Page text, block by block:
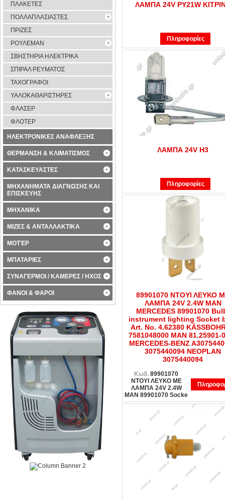
ΛΑΜΠΑ 24V PY21W
Πληροφορίες
ΛΑΜΠΑ 24V Η3
Πληροφορίες
89901070 ΝΤΟΥΙ ΛΕΥΚΟ
ΛΑΜΠΑ 24V 2.4W MAN
MERCEDES 89901070
instrument lighting Socket
Art. No. 4.62380
7581048000 MAN 81.25901-
MERCEDES-BENZ
3075440094 NEOPLAN
3075440094
Κωδ. 89901070
ΝΤΟΥΙ ΛΕΥΚΟ ΜΕ
ΛΑΜΠΑ 24V 2.4W
MAN 89901070 Socke
ΠΛΑΚΕΤΕΣ
ΠΟΛΛΑΠΛΑΣΙΑΣΤΕΣ
ΠΡΙΖΕΣ
ΡΟΥΛΕΜΑΝ
ΣΒΗΣΤΗΡΙΑ ΗΛΕΚΤΡΙΚΑ
ΣΠΙΡΑΛ ΡΕΥΜΑΤΟΣ
ΤΑΧΟΓΡΑΦΟΙ
ΥΑΛΟΚΑΘΑΡΙΣΤΗΡΕΣ
ΦΛΑΣΕΡ
ΦΛΟΤΕΡ
ΗΛΕΚΤΡΟΝΙΚΕΣ ΑΝΑΦΛΕΞΗΣ
ΘΕΡΜΑΝΣΗ & ΚΛΙΜΑΤΙΣΜΟΣ
ΚΑΤΑΣΚΕΥΑΣΤΕΣ
ΜΗΧΑΝΗΜΑΤΑ ΔΙΑΓΝΩΣΗΣ ΚΑΙ
ΕΠΙΣΚΕΥΗΣ
ΜΗΧΑΝΙΚΑ
ΜΙΖΕΣ & ΑΝΤΑΛΛΑΚΤΙΚΑ
ΜΟΤΈΡ
ΜΠΑΤΑΡΙΕΣ
ΣΥΝΑΓΕΡΜΟΙ / ΚΑΜΕΡΕΣ / ΗΧΟΣ
ΦΑΝΟΙ & ΦΑΡΟΙ